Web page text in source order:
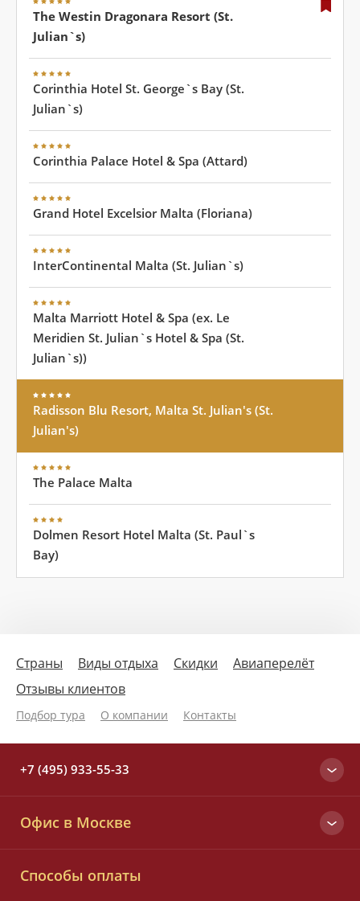
The Westin Dragonara Resort (St.
Julian`s)
Corinthia Hotel St. George`s Bay (St.
Julian`s)
Corinthia Palace Hotel & Spa (Attard)
Grand Hotel Excelsior Malta (Floriana)
InterContinental Malta (St. Julian`s)
Malta Marriott Hotel & Spa (ex. Le
Meridien St. Julian`s Hotel & Spa (St.
Julian`s))
Radisson Blu Resort, Malta St. Julian's (St.
Julian's)
The Palace Malta
Dolmen Resort Hotel Malta (St. Paul`s
Bay)
Страны Виды отдыха Скидки
Авиаперелёт
Отзывы клиентов
Подбор тура О компании Контакты
+7 (495) 933-55-33
+7 (495) 933-55-33
8 (800) 700-25-33
Офис в Москве
Способы оплаты